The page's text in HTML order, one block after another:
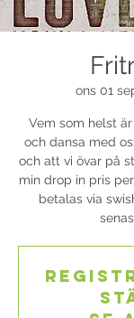
ons 01
Vem som helst
och dansa med
och att vi övar på
min drop in pris
betalas via